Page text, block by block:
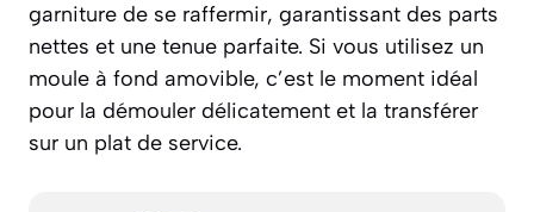
garniture de se raffermir, garantissant des parts
nettes et une tenue parfaite. Si vous utilisez un
moule à fond amovible, c’est le moment idéal
pour la démouler délicatement et la transférer
sur un plat de service.